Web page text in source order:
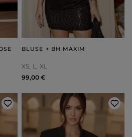
BLUSE + BH MAXIM
XS L XL
99,00 €